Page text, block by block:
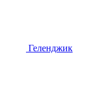
Геленджик